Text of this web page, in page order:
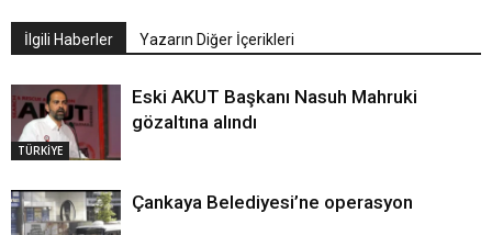
İlgili Haberler Yazarın Diğer İçerikleri
TÜRKİYE
Eski AKUT Başkanı Nasuh Mahruki
gözaltına alındı
Çankaya Belediyesi’ne operasyon